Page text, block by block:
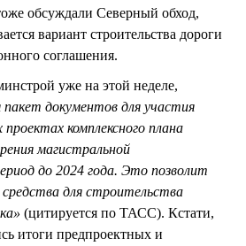
обсуждали Северный обход,
вариант строительства дороги
соглашения.
уже на этой неделе,
пакет документов для участия
комплексного плана
магистральной
до 2024 года. Это позволит
средства для строительства
(цитируется по ТАСС). Кстати,
итоги предпроектных и